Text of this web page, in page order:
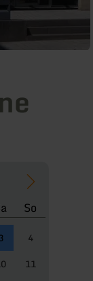
So
4
11